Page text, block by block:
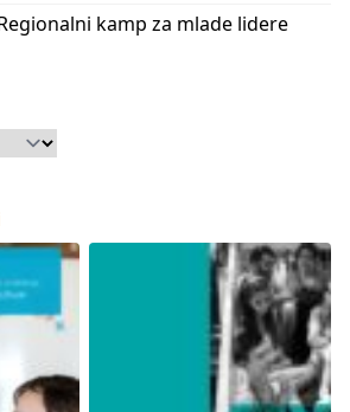
kamp za mlade lidere